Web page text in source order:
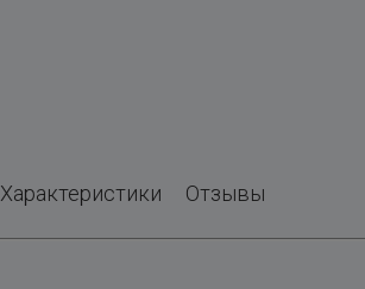
Характеристики Отзывы